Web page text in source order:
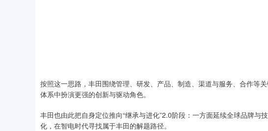
按照这一思路，丰田围绕管理、研发、产品、制造、渠道与服务、合作等
体系中扮演更强的创新与驱动角色。
丰田也由此把自身定位推向“继承与进化”2.0阶段：一方面延续全球品牌与
化，在智电时代寻找属于丰田的解题路径。